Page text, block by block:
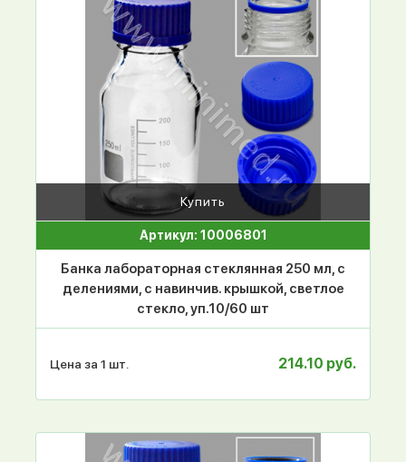
Купить
Артикул: 10006801
Банка лабораторная стеклянная 250 мл, с
делениями, с навинчив. крышкой, светлое
стекло, уп.10/60 шт
Цена за 1 шт. 214.10 руб.